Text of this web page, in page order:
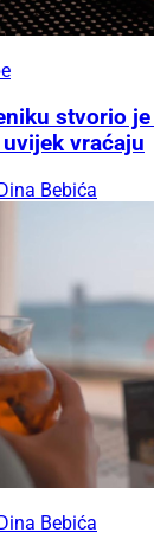
stvorio
vraćaju
Bebića
Bebića